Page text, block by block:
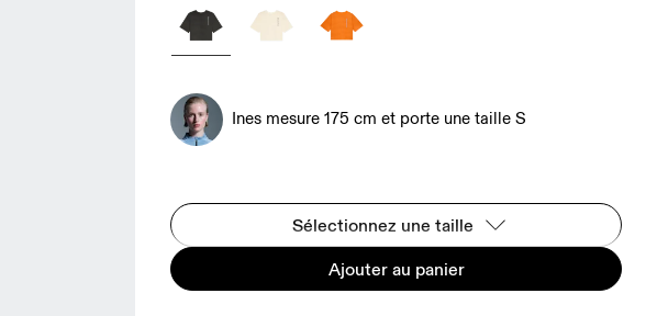
Ines mesure 175 cm et porte une taille S
Sélectionnez une taille
Ajouter au panier